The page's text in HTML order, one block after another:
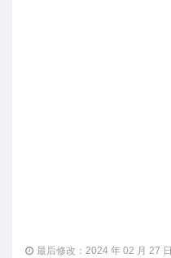
最后修改：2024 年 02 月 27 日